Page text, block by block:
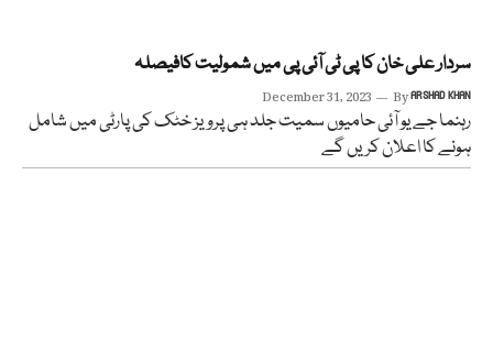
سردار علی خان کا پی ٹی آئی پی میں شمولیت کافیصلہ
December 31, 2023 ByARSHAD KHAN
رہنما جے یو آئی حامیوں سمیت جلد ہی پرویز خٹک کی پارٹی میں شامل
ہونے کا اعلان کریں گے